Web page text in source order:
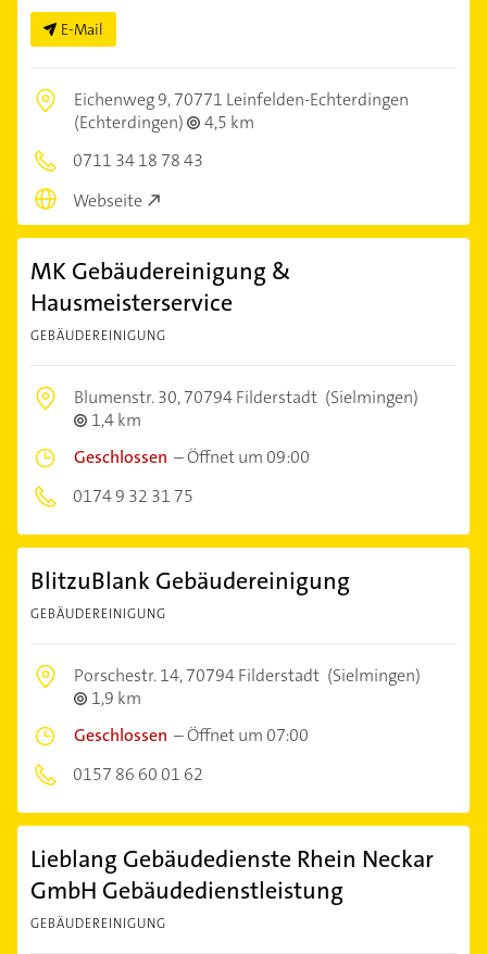
E-Mail
Eichenweg 9,70771 Leinfelden-Echterdingen
(Echterdingen)
4,5 km
0711 34 18 78 43
Webseite
MK Gebäudereinigung &
Hausmeisterservice
GEBÄUDEREINIGUNG
Blumenstr. 30,70794 Filderstadt (Sielmingen)
1,4 km
Geschlossen –Öffnet um 09:00
0174 9 32 31 75
BlitzuBlank Gebäudereinigung
GEBÄUDEREINIGUNG
Porschestr. 14,70794 Filderstadt (Sielmingen)
1,9 km
Geschlossen –Öffnet um 07:00
0157 86 60 01 62
Lieblang Gebäudedienste Rhein Neckar
GmbH Gebäudedienstleistung
GEBÄUDEREINIGUNG